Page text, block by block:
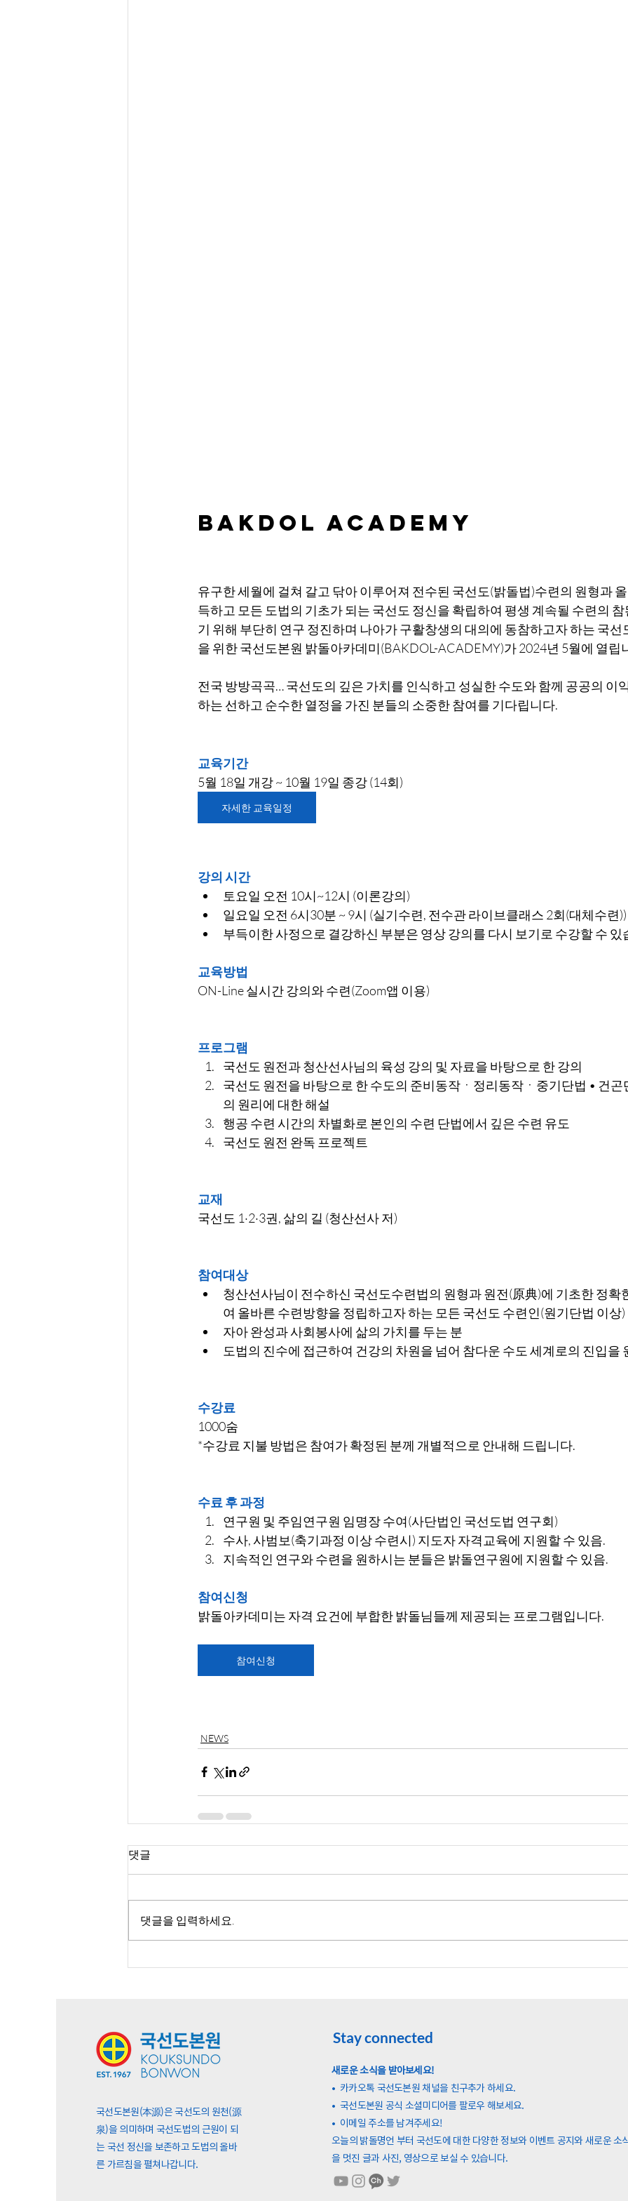
BAKDOL ACADEMY
유구한 세월에 걸쳐 갈고 닦아 이루어져 전수된 국선도(밝돌법)수련의 원형과
득하고 모든 도법의 기초가 되는 국선도 정신을 확립하여 평생 계속될 수련의
기 위해 부단히 연구 정진하며 나아가 구활창생의 대의에 동참하고자 하는 국선
을 위한 국선도본원 밝돌아카데미(BAKDOL-ACADEMY)가 2024년 5월에 열립
전국 방방곡곡… 국선도의 깊은 가치를 인식하고 성실한 수도와 함께 공공의 이
하는 선하고 순수한 열정을 가진 분들의 소중한 참여를 기다립니다.
교육기간
5월 18일 개강 ~ 10월 19일 종강 (14회)
자세한 교육일정
강의 시간
토요일 오전 10시~12시 (이론강의)
일요일 오전 6시30분 ~ 9시 (실기수련, 전수관 라이브클래스 2회(대체수련))
부득이한 사정으로 결강하신 부분은 영상 강의를 다시 보기로 수강할 수 있
교육방법
ON-Line 실시간 강의와 수련(Zoom앱 이용)
프로그램
국선도 원전과 청산선사님의 육성 강의 및 자료을 바탕으로 한 강의
국선도 원전을 바탕으로 한 수도의 준비동작ㆍ정리동작ㆍ중기단법 • 건
의 원리에 대한 해설
행공 수련 시간의 차별화로 본인의 수련 단법에서 깊은 수련 유도
국선도 원전 완독 프로젝트
교재
국선도 1·2·3권, 삶의 길 (청산선사 저)
참여대상
청산선사님이 전수하신 국선도수련법의 원형과 원전(原典)에 기초한 정확
여 올바른 수련방향을 정립하고자 하는 모든 국선도 수련인(원기단법 이상)
자아 완성과 사회봉사에 삶의 가치를 두는 분
도법의 진수에 접근하여 건강의 차원을 넘어 참다운 수도 세계로의 진입을
수강료
1000숨
*수강료 지불 방법은 참여가 확정된 분께 개별적으로 안내해 드립니다.
수료 후 과정
연구원 및 주임연구원 임명장 수여(사단법인 국선도법 연구회)
수사, 사범보(축기과정 이상 수련시) 지도자 자격교육에 지원할 수 있음.
지속적인 연구와 수련을 원하시는 분들은 밝돌연구원에 지원할 수 있음.
참여신청
밝돌아카데미는 자격 요건에 부합한 밝돌님들께 제공되는 프로그램입니다.
참여신청
NEWS
댓글
댓글을 입력하세요.
국선도본원(本源)은 국선도의 원천(源
泉)을 의미하며 국선도법의 근원이 되
는 국선 정신을 보존하고 도법의 올바
른 가르침을 펼쳐나갑니다.
Stay connected
새로운 소식을 받아보세요!
• 카카오톡 국선도본원 채널을 친구추가 하세요.
• 국선도본원 공식 소셜미디어를 팔로우 해보세요.
• 이메일 주소를 남겨주세요!
오늘의 밝돌명언 부터 국선도에 대한 다양한 정보와 이벤트 공지와 새로운 소
을 멋진 글과 사진, 영상으로 보실 수 있습니다.